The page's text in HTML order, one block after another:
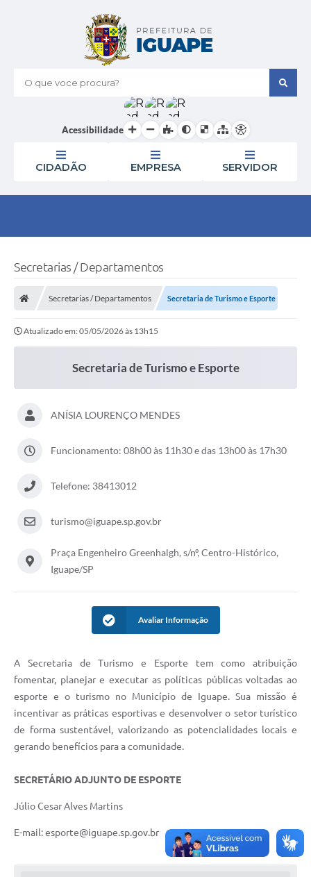
O que voce procura?
Acessibilidade
CIDADÃO EMPRESA SERVIDOR
Secretarias / Departamentos
Secretarias / Departamentos Secretaria de Turismo e Esporte
Atualizado em: 05/05/2026 às 13h15
Secretaria de Turismo e Esporte
ANÍSIA LOURENÇO MENDES
Funcionamento: 08h00 às 11h30 e das 13h00 às 17h30
Telefone: 38413012
turismo@iguape.sp.gov.br
Praça Engenheiro Greenhalgh, s/nº, Centro-Histórico,
Iguape/SP
Avaliar Informação
A Secretaria de Turismo e Esporte tem como atribuição
fomentar, planejar e executar as políticas públicas voltadas ao
esporte e o turismo no Município de Iguape. Sua missão é
incentivar as práticas esportivas e desenvolver o setor turístico
de forma sustentável, valorizando as potencialidades locais e
gerando benefícios para a comunidade.
SECRETÁRIO ADJUNTO DE ESPORTE
Júlio Cesar Alves Martins
E-mail: esporte@iguape.sp.gov.br